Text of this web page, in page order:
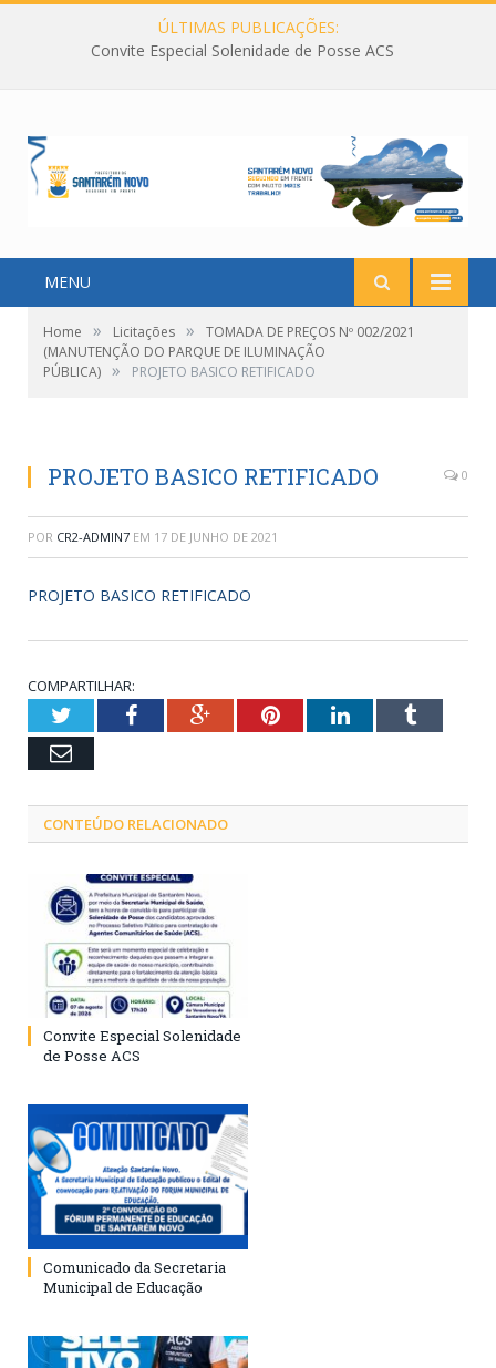
ÚLTIMAS PUBLICAÇÕES:
Convite Especial Solenidade de Posse ACS
MENU
Home » Licitações »
TOMADA DE PREÇOS Nº 002/2021
(MANUTENÇÃO DO PARQUE DE ILUMINAÇÃO
PÚBLICA) » PROJETO BASICO RETIFICADO
PROJETO BASICO RETIFICADO 0
POR CR2-ADMIN7 EM 17 DE JUNHO DE 2021
PROJETO BASICO RETIFICADO
COMPARTILHAR:
TwitterFacebookGoogle+PinterestLinkedInTumblr
Email
CONTEÚDO RELACIONADO
Convite Especial Solenidade
de Posse ACS
Comunicado da Secretaria
Municipal de Educação